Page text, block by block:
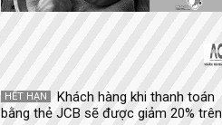
HẾT HẠN
Khách hàng khi thanh toán
bằng thẻ JCB sẽ được giảm 20% trên